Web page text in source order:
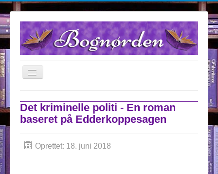
TPL_PROTOSTAR_TOGGLE_MENU
Anmeldelser
Samarbejdspartnere
Det kriminelle politi - En roman
baseret på Edderkoppesagen
Oprettet: 18. juni 2018